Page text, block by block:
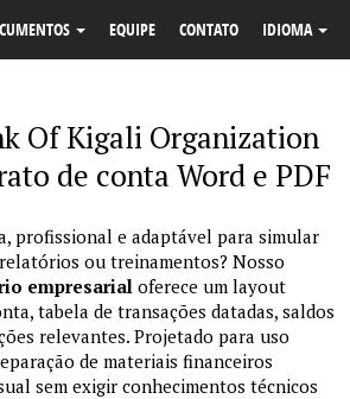
EQUIPE CONTATO IDIOMA
Of Kigali Organization
de conta Word e PDF
profissional e adaptável para simular
ou treinamentos? Nosso
empresarialoferece um layout
tabela de transações datadas, saldos
relevantes. Projetado para uso
de materiais financeiros
sem exigir conhecimentos técnicos